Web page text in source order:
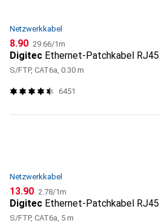
Netzwerkkabel
CHF
8.90 CHF
29.66/1m
Digitec Ethernet-Patchkabel RJ45
S/FTP, CAT6a, 0.30 m
6451
Netzwerkkabel
CHF
13.90 CHF
2.78/1m
Digitec Ethernet-Patchkabel RJ45
S/FTP, CAT6a, 5 m